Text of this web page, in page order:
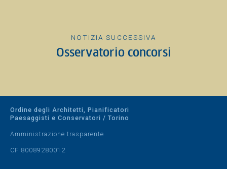
NOTIZIA SUCCESSIVA
Osservatorio concorsi
Ordine degli Architetti, Pianificatori
Paesaggisti e Conservatori / Torino
Amministrazione trasparente
CF 80089280012